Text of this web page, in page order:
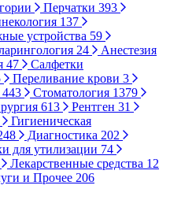
Перчатки 393
137
устройства 59
24
Анестезия
47
Салфетки
Переливание крови 3
443 Стоматология 1379
613 Рентген 31
Гигиеническая
Диагностика 202
для утилизации 74
Лекарственные средства 12
и Прочее 206